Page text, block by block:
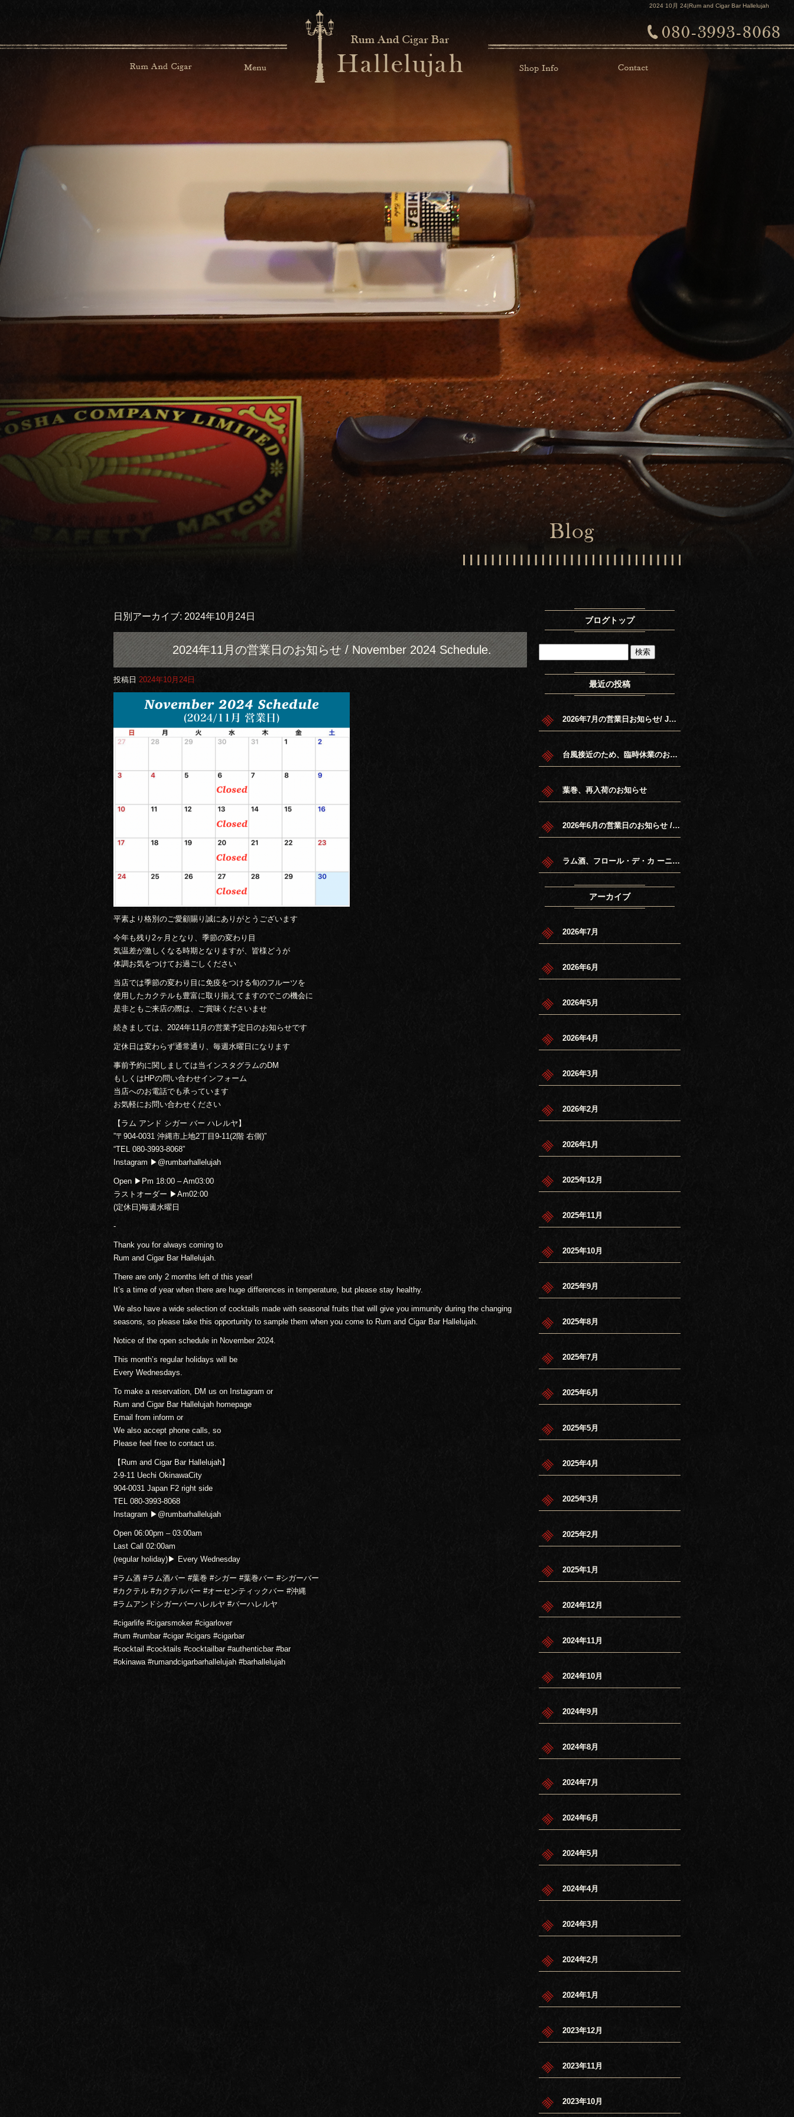
2024 10月 24|Rum and Cigar Bar Hallelujah
日別アーカイブ: 2024年10月24日
2024年11月の営業日のお知らせ / November 2024 Schedule.
投稿日 2024年10月24日
平素より格別のご愛顧賜り誠にありがとうございます
今年も残り2ヶ月となり、季節の変わり目
気温差が激しくなる時期となりますが、皆様どうが
体調お気をつけてお過ごしください
当店では季節の変わり目に免疫をつける旬のフルーツを
使用したカクテルも豊富に取り揃えてますのでこの機会に
是非ともご来店の際は、ご賞味くださいませ
続きましては、2024年11月の営業予定日のお知らせです
定休日は変わらず通常通り、毎週水曜日になります
事前予約に関しましては当インスタグラムのDM
もしくはHPの問い合わせインフォーム
当店へのお電話でも承っています
お気軽にお問い合わせください
【ラム アンド シガー バー ハレルヤ】
”〒904-0031 沖縄市上地2丁目9-11(2階 右側)”
“TEL 080-3993-8068”
Instagram ▶︎@rumbarhallelujah
Open ▶︎Pm 18:00 – Am03:00
ラストオーダー ▶︎Am02:00
(定休日)毎週水曜日
-
Thank you for always coming to
Rum and Cigar Bar Hallelujah.
There are only 2 months left of this year!
It’s a time of year when there are huge differences in temperature, but please stay healthy.
We also have a wide selection of cocktails made with seasonal fruits that will give you immunity during the changing
seasons, so please take this opportunity to sample them when you come to Rum and Cigar Bar Hallelujah.
Notice of the open schedule in November 2024.
This month’s regular holidays will be
Every Wednesdays.
To make a reservation, DM us on Instagram or
Rum and Cigar Bar Hallelujah homepage
Email from inform or
We also accept phone calls, so
Please feel free to contact us.
【Rum and Cigar Bar Hallelujah】
2-9-11 Uechi OkinawaCity
904-0031 Japan F2 right side
TEL 080-3993-8068
Instagram ▶︎@rumbarhallelujah
Open 06:00pm – 03:00am
Last Call 02:00am
(regular holiday)▶︎ Every Wednesday
#ラム酒 #ラム酒バー #葉巻 #シガー #葉巻バー #シガーバー
#カクテル #カクテルバー #オーセンティックバー #沖縄
#ラムアンドシガーバーハレルヤ #バーハレルヤ
#cigarlife #cigarsmoker #cigarlover
#rum #rumbar #cigar #cigars #cigarbar
#cocktail #cocktails #cocktailbar #authenticbar #bar
#okinawa #rumandcigarbarhallelujah #barhallelujah
ブログトップ
最近の投稿
2026年7月の営業日お知らせ/ July 20 26 Schedule.
台風接近のため、臨時休業のお知らせ
葉巻、再入荷のお知らせ
2026年6月の営業日のお知らせ / June 2026 Schedule.
ラム酒、フロール・デ・カ ーニャ7年再入荷/Flor de Cana 7years Rum back in sto ck.
アーカイブ
2026年7月
2026年6月
2026年5月
2026年4月
2026年3月
2026年2月
2026年1月
2025年12月
2025年11月
2025年10月
2025年9月
2025年8月
2025年7月
2025年6月
2025年5月
2025年4月
2025年3月
2025年2月
2025年1月
2024年12月
2024年11月
2024年10月
2024年9月
2024年8月
2024年7月
2024年6月
2024年5月
2024年4月
2024年3月
2024年2月
2024年1月
2023年12月
2023年11月
2023年10月